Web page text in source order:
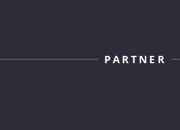
PARTNER